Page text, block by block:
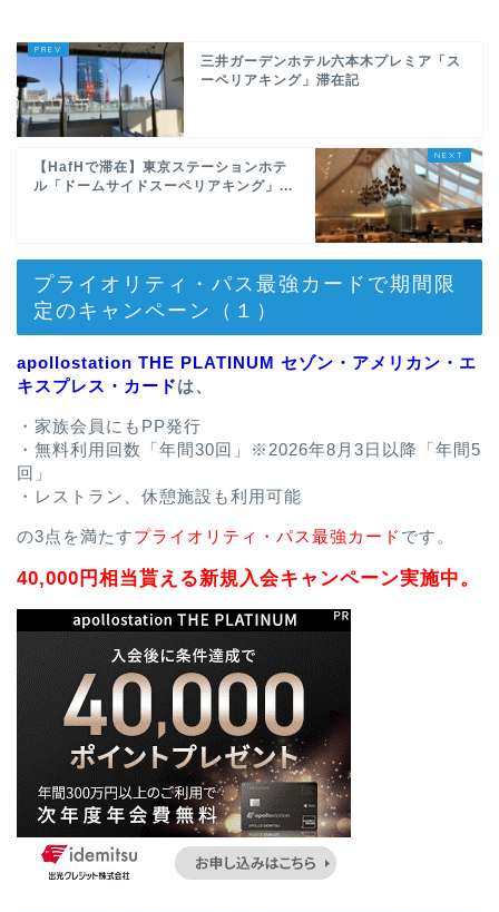
三井ガーデンホテル六本木プレミア「ス
ーペリアキング」滞在記
【HafHで滞在】東京ステーションホテ
ル「ドームサイドスーペリアキング」...
プライオリティ・パス最強カードで期間限
定のキャンペーン（１）
apollostation THE PLATINUM セゾン・アメリカン・エ
キスプレス・カードは、
・家族会員にもPP発行
・無料利用回数「年間30回」※2026年8月3日以降「年間5
回」
・レストラン、休憩施設も利用可能
の3点を満たすプライオリティ・パス最強カード です。
40,000円相当貰える新規入会キャンペーン実施中。